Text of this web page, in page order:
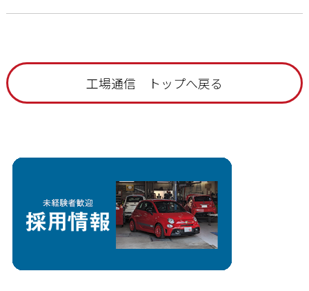
工場通信 トップへ戻る